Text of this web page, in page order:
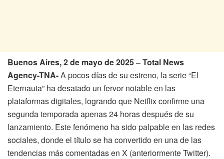
Buenos Aires, 2 de mayo de 2025 – Total News
Agency-TNA-A pocos días de su estreno, la serie “El
Eternauta” ha desatado un fervor notable en las
plataformas digitales, logrando que Netflix confirme una
segunda temporada apenas 24 horas después de su
lanzamiento. Este fenómeno ha sido palpable en las redes
sociales, donde el título se ha convertido en una de las
tendencias más comentadas en X (anteriormente Twitter).